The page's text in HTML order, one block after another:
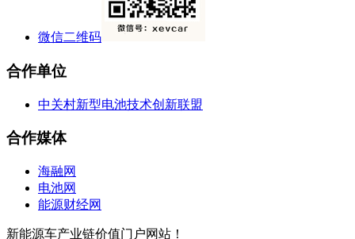
微信二维码
合作单位
中关村新型电池技术创新联盟
合作媒体
海融网
电池网
能源财经网
新能源车产业链价值门户网站！